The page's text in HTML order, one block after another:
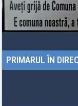
PRIMARUL ÎN